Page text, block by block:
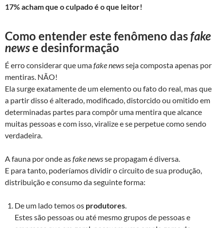
17% acham que o culpado é o que leitor!
Como entender este fenômeno dasfake
newse desinformação
É erro considerar que umafake newsseja composta apenas por
mentiras. NÃO!
Ela surge exatamente de um elemento ou fato do real, mas que
a partir disso é alterado, modificado, distorcido ou omitido em
determinadas partes para compôr uma mentira que alcance
muitas pessoas e com isso, viralize e se perpetue como sendo
verdadeira.
A fauna por onde asfake newsse propagam é diversa.
E para tanto, poderíamos dividir o circuito de sua produção,
distribuição e consumo da seguinte forma:
De um lado temos os produtores.
Estes são pessoas ou até mesmo grupos de pessoas e